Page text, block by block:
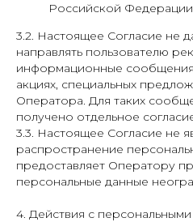
Российской
3.2. Настоящее Согласие не
направлять пользователю
информационные сообщения
акциях, специальных
Оператора. Для таких
получено отдельное
3.3. Настоящее Согласие не
распространение
предоставляет Оператору
персональные данные
4. Действия с